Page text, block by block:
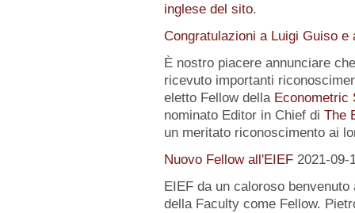
inglese del sito.
Congratulazioni a Luigi Guiso e
È nostro piacere annunciare
ricevuto importanti
eletto Fellow della Econometric
nominato Editor in Chief di The
un meritato riconoscimento ai
Nuovo Fellow all'EIEF 2021-09-
EIEF da un caloroso
della Faculty come Fellow.